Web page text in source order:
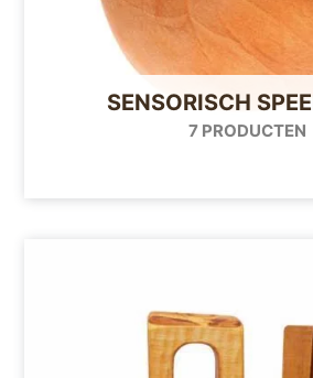
SENSORISCH
7 PRODUCTEN